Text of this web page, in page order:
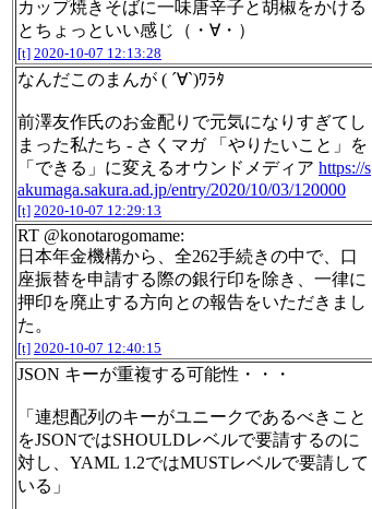
カップ焼きそばに一味唐辛子と胡椒をかける
とちょっといい感じ（・∀・）
[t] 2020-10-07 12:13:28
なんだこのまんが ( ´∀`)ﾜﾗﾀ
前澤友作氏のお金配りで元気になりすぎてし
まった私たち - さくマガ 「やりたいこと」を
「できる」に変えるオウンドメディア https://s
akumaga.sakura.ad.jp/entry/2020/10/03/120000
[t] 2020-10-07 12:29:13
RT @konotarogomame:
日本年金機構から、全262手続きの中で、口
座振替を申請する際の銀行印を除き、一律に
押印を廃止する方向との報告をいただきまし
た。
[t] 2020-10-07 12:40:15
JSON キーが重複する可能性・・・
「連想配列のキーがユニークであるべきこと
をJSONではSHOULDレベルで要請するのに
対し、YAML 1.2ではMUSTレベルで要請して
いる」